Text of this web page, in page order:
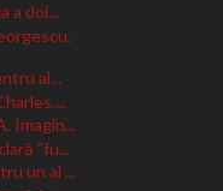
a doi...
al...
Imagin...
”fu...
un al ...